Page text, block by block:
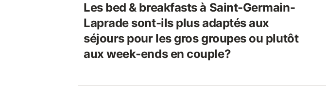
Les bed & breakfasts à Saint-Germain-
Laprade sont-ils plus adaptés aux
séjours pour les gros groupes ou plutôt
aux week-ends en couple?